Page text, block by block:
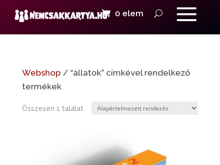
0 elem
Webshop / “állatok” címkével rendelkező
termékek
Összesen 1 találat